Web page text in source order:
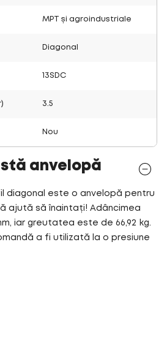
MPT și agroindustriale
Diagonal
13SDC
3.5
Nou
anvelopă
diagonal este o anvelopă pentru
ajută să înaintați! Adâncimea
iar greutatea este de 66,92 kg.
a fi utilizată la o presiune